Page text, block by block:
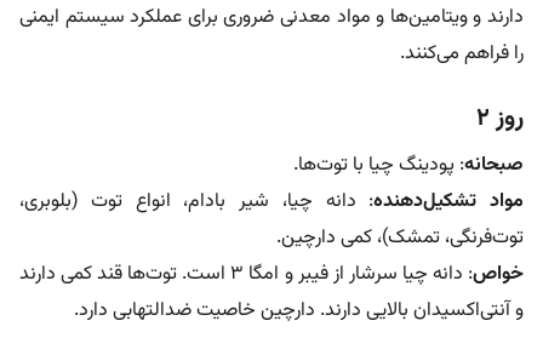
دارند و ویتامین‌ها و مواد معدنی ضروری برای عملکرد سیستم ایمنی
را فراهم می‌کنند.
روز ۲
صبحانه: پودینگ چیا با توت‌ها.
مواد تشکیل‌دهنده: دانه چیا، شیر بادام، انواع توت (بلوبری،
توت‌فرنگی، تمشک)، کمی دارچین.
خواص
: دانه چیا سرشار از فیبر و امگا ۳ است. توت‌ها قند کمی دارند
و آنتی‌اکسیدان بالایی دارند. دارچین خاصیت ضدالتهابی دارد.